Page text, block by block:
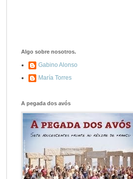
577. Nos fusilaron
fusilaron mal
Algo sobre nosotros.
Gabino Alonso
María Torres
A pegada dos avós